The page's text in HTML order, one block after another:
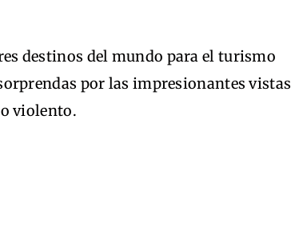
destinos del mundo para el turismo
por las impresionantes vistas
violento.